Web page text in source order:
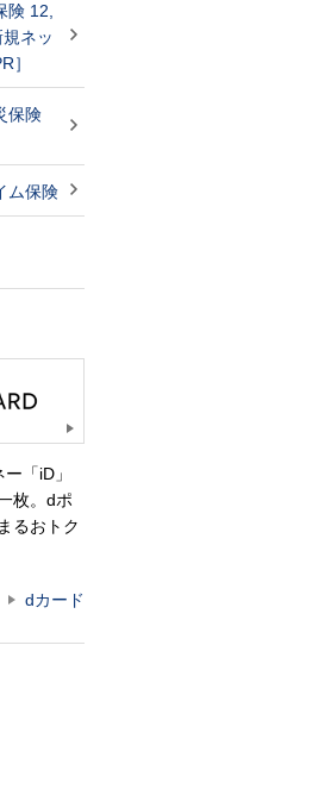
険 12,
ネッ
］
保険
ム保険
「iD」
枚。dポ
るおトク
dカード